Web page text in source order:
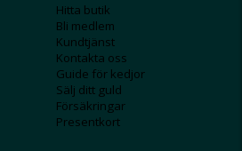
Hitta butik
Bli medlem
Kundtjänst
Kontakta oss
Guide för kedjor
Sälj ditt guld
Försäkringar
Presentkort